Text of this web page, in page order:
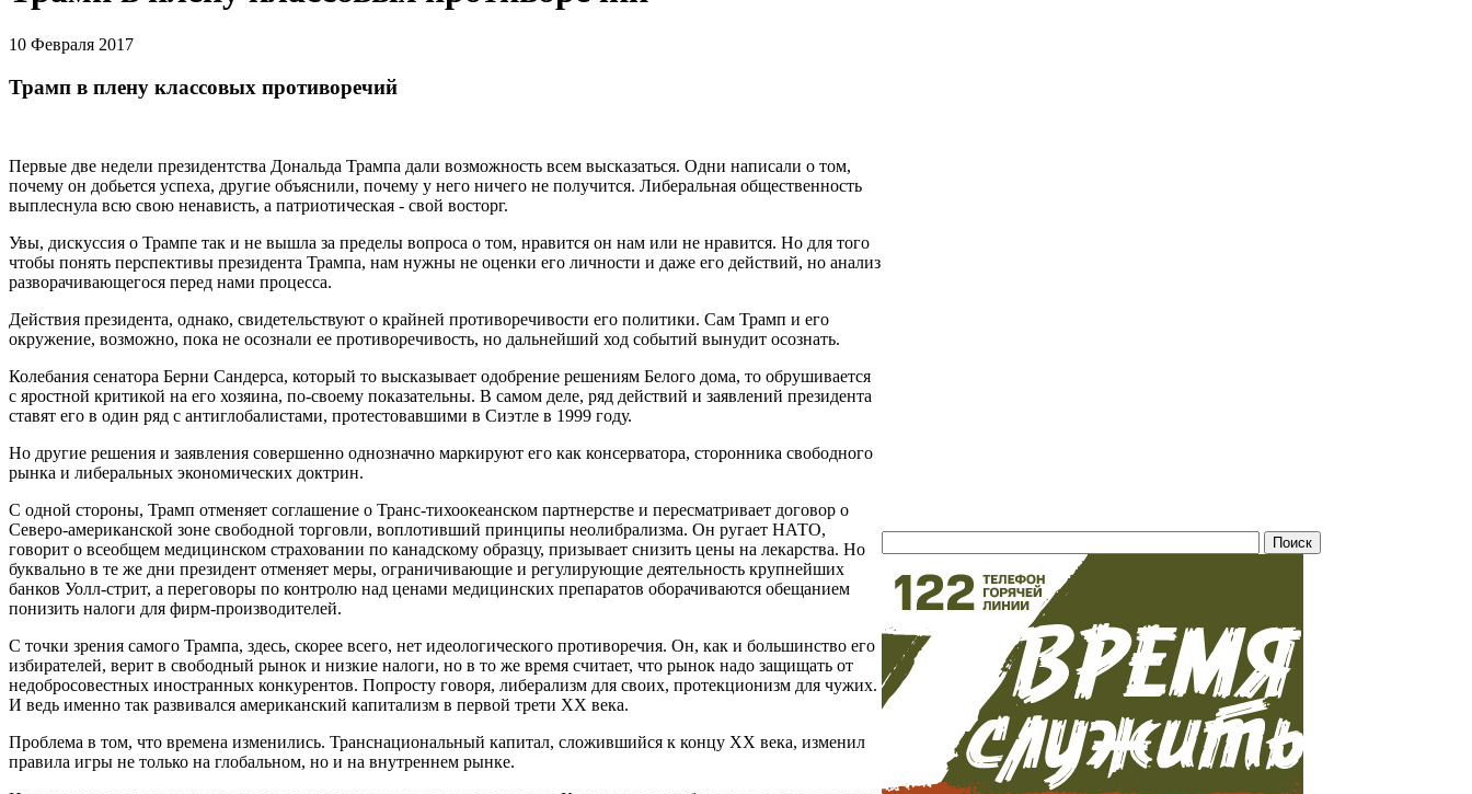
10 Февраля 2017
Трамп в плену классовых противоречий
Первые две недели президентства Дональда Трампа дали возможность всем высказаться. Одни написали о том,
почему он добьется успеха, другие объяснили, почему у него ничего не получится. Либеральная общественность
выплеснула всю свою ненависть, а патриотическая - свой восторг.
Увы, дискуссия о Трампе так и не вышла за пределы вопроса о том, нравится он нам или не нравится. Но для того
чтобы понять перспективы президента Трампа, нам нужны не оценки его личности и даже его действий, но анализ
разворачивающегося перед нами процесса.
Действия президента, однако, свидетельствуют о крайней противоречивости его политики. Сам Трамп и его
окружение, возможно, пока не осознали ее противоречивость, но дальнейший ход событий вынудит осознать.
Колебания сенатора Берни Сандерса, который то высказывает одобрение решениям Белого дома, то обрушивается
с яростной критикой на его хозяина, по-своему показательны. В самом деле, ряд действий и заявлений президента
ставят его в один ряд с антиглобалистами, протестовавшими в Сиэтле в 1999 году.
Но другие решения и заявления совершенно однозначно маркируют его как консерватора, сторонника свободного
рынка и либеральных экономических доктрин.
С одной стороны, Трамп отменяет соглашение о Транс-тихоокеанском партнерстве и пересматривает договор о
Северо-американской зоне свободной торговли, воплотивший принципы неолибрализма. Он ругает НАТО,
говорит о всеобщем медицинском страховании по канадскому образцу, призывает снизить цены на лекарства. Но
буквально в те же дни президент отменяет меры, ограничивающие и регулирующие деятельность крупнейших
банков Уолл-стрит, а переговоры по контролю над ценами медицинских препаратов оборачиваются обещанием
понизить налоги для фирм-производителей.
С точки зрения самого Трампа, здесь, скорее всего, нет идеологического противоречия. Он, как и большинство его
избирателей, верит в свободный рынок и низкие налоги, но в то же время считает, что рынок надо защищать от
недобросовестных иностранных конкурентов. Попросту говоря, либерализм для своих, протекционизм для чужих.
И ведь именно так развивался американский капитализм в первой трети ХХ века.
Проблема в том, что времена изменились. Транснациональный капитал, сложившийся к концу ХХ века, изменил
правила игры не только на глобальном, но и на внутреннем рынке.